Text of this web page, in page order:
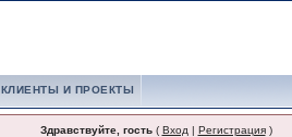
КЛИЕНТЫ И ПРОЕКТЫ
Здравствуйте, гость( Вход | Регистрация)